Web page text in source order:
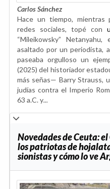
Carlos Sánchez
Hace un tiempo, mientras
redes sociales, topé con
“Mileikowsky”
asaltado por un periodista,
paseaba orgulloso un
(2025) del historiador
más señas— Barry Strauss,
judías contra el Imperio
63 a.C. y...
Novedades de Ceuta:
los patriotas de
sionistas y cómo lo ve